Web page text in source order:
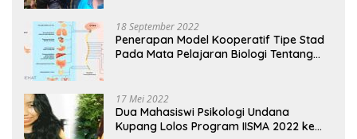
18 September 2022
Penerapan Model Kooperatif Tipe Stad
Pada Mata Pelajaran Biologi Tentang
17 Mei 2022
Dua Mahasiswi Psikologi Undana
Kupang Lolos Program IISMA 2022 ke